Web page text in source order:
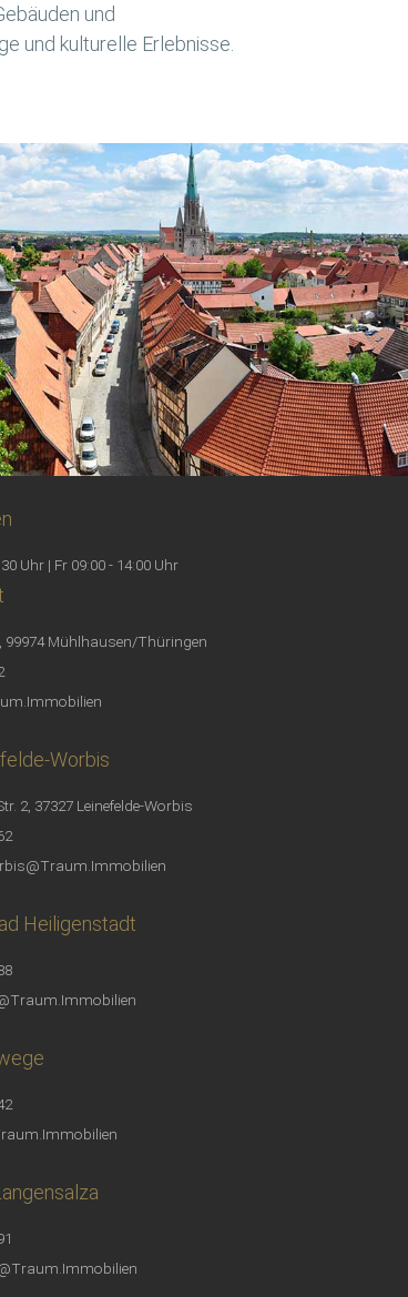
und
und kulturelle Erlebnisse.
Uhr | Fr 09:00 - 14:00 Uhr
99974 Mühlhausen/Thüringen
Worbis
2, 37327 Leinefelde-Worbis
Heiligenstadt